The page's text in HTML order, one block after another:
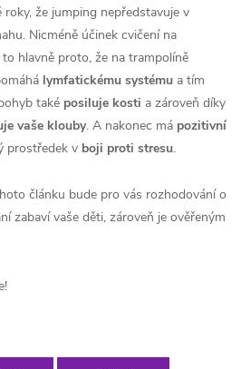
že jumping nepředstavuje v
Nicméně účinek cvičení na
hlavně proto, že na trampolíně
lymfatickému systému a tím
také posiluje kosti a zároveň díky
vaše klouby. A nakonec má pozitivní
prostředek v boji proti stresu.
článku bude pro vás rozhodování o
zabaví vaše děti, zároveň je ověřeným